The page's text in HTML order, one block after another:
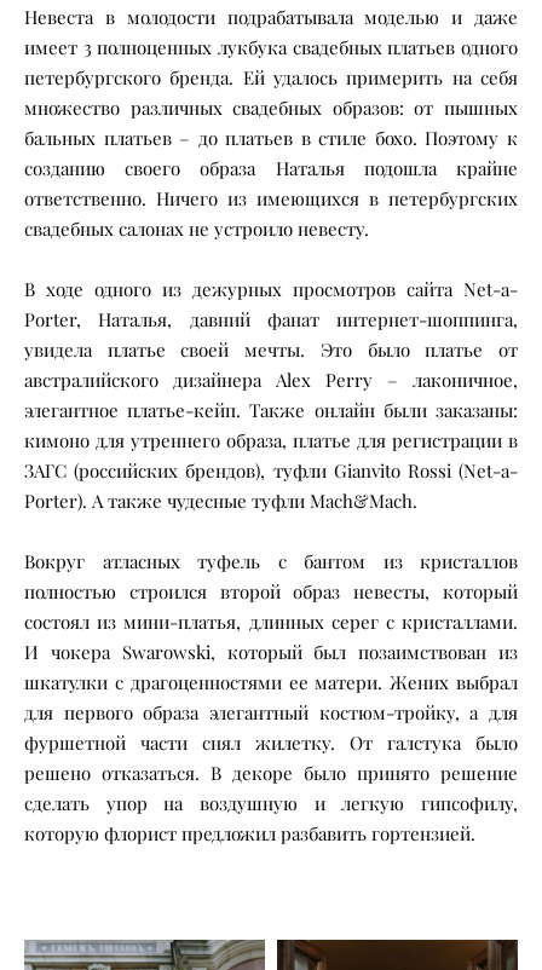
Невеста в молодости подрабатывала моделью и даже
имеет 3 полноценных лукбука свадебных платьев одного
петербургского бренда. Ей удалось примерить на себя
множество различных свадебных образов: от пышных
бальных платьев – до платьев в стиле бохо. Поэтому к
созданию своего образа Наталья подошла крайне
ответственно. Ничего из имеющихся в петербургских
свадебных салонах не устроило невесту.
В ходе одного из дежурных просмотров сайта Net-a-
Porter, Наталья, давний фанат интернет-шоппинга,
увидела платье своей мечты. Это было платье от
австралийского дизайнера Alex Perry – лаконичное,
элегантное платье-кейп. Также онлайн были заказаны:
кимоно для утреннего образа, платье для регистрации в
ЗАГС (российских брендов), туфли Gianvito Rossi (Net-a-
Porter). А также чудесные туфли Mach&Mach.
Вокруг атласных туфель с бантом из кристаллов
полностью строился второй образ невесты, который
состоял из мини-платья, длинных серег с кристаллами.
И чокера Swarowski, который был позаимствован из
шкатулки с драгоценностями ее матери. Жених выбрал
для первого образа элегантный костюм-тройку, а для
фуршетной части снял жилетку. От галстука было
решено отказаться. В декоре было принято решение
сделать упор на воздушную и легкую гипсофилу,
которую флорист предложил разбавить гортензией.